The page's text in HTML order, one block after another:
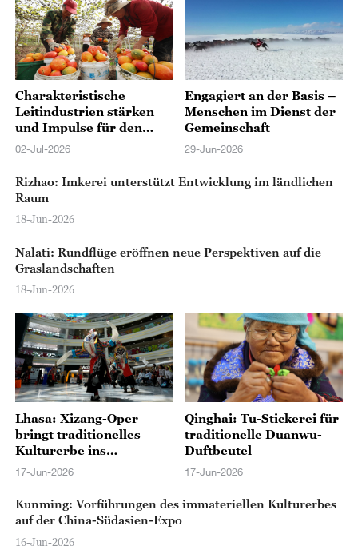
Charakteristische
Leitindustrien stärken
und Impulse für den
ländlichen Aufschwung
02-Jul-2026
Engagiert an der Basis –
Menschen im Dienst der
Gemeinschaft
29-Jun-2026
Rizhao: Imkerei unterstützt Entwicklung im ländlichen
Raum
18-Jun-2026
Nalati: Rundflüge eröffnen neue Perspektiven auf die
Graslandschaften
18-Jun-2026
Lhasa: Xizang-Oper
bringt traditionelles
Kulturerbe ins
Einkaufszentrum
17-Jun-2026
Qinghai: Tu-Stickerei für
traditionelle Duanwu-
Duftbeutel
17-Jun-2026
Kunming: Vorführungen des immateriellen Kulturerbes
auf der China-Südasien-Expo
16-Jun-2026